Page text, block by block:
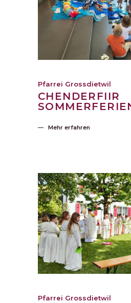
Pfarrei Grossdietwil
CHENDERFIIR
Mehr erfahren
Pfarrei Grossdietwil